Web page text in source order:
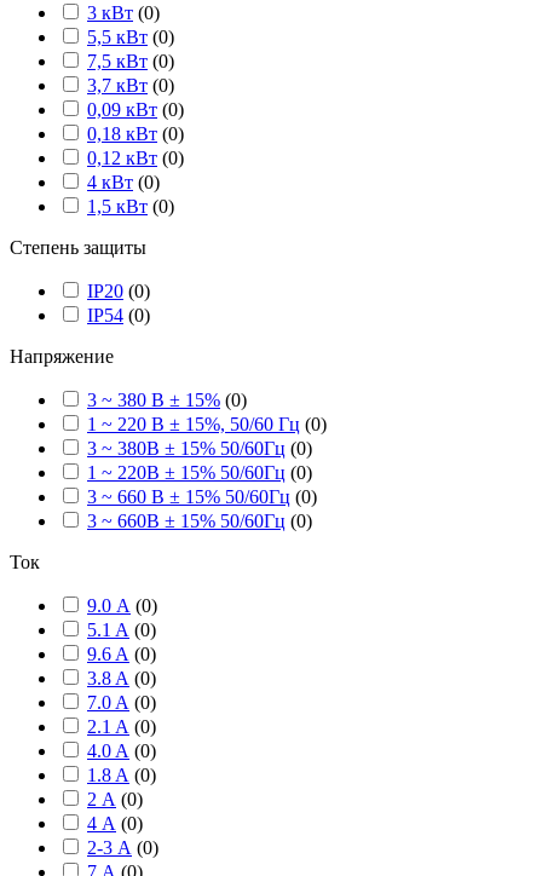
3 кВт (0)
5,5 кВт (0)
7,5 кВт (0)
3,7 кВт (0)
0,09 кВт (0)
0,18 кВт (0)
0,12 кВт (0)
4 кВт (0)
1,5 кВт (0)
Степень защиты
IP20 (0)
IP54 (0)
Напряжение
3 ~ 380 В ± 15% (0)
1 ~ 220 В ± 15%, 50/60 Гц (0)
3 ~ 380В ± 15% 50/60Гц (0)
1 ~ 220В ± 15% 50/60Гц (0)
3 ~ 660 В ± 15% 50/60Гц (0)
3 ~ 660В ± 15% 50/60Гц (0)
Ток
9.0 А (0)
5.1 A (0)
9.6 A (0)
3.8 A (0)
7.0 A (0)
2.1 A (0)
4.0 A (0)
1.8 A (0)
2 А (0)
4 А (0)
2-3 А (0)
7 А (0)